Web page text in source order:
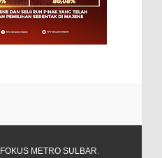
FOKUS METRO SULBAR